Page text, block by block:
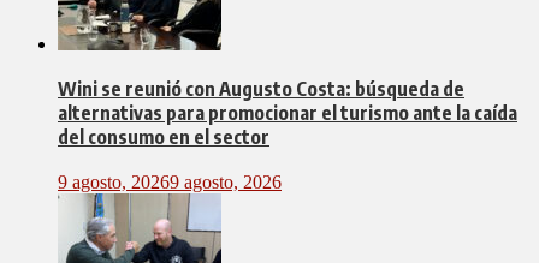
Wini se reunió con Augusto Costa: búsqueda de
alternativas para promocionar el turismo ante la caída
del consumo en el sector
9 agosto, 20269 agosto, 2026